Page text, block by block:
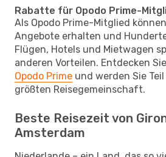
Rabatte für Opodo Prime-
Als Opodo Prime-Mitglied
Angebote erhalten und
Flügen, Hotels und Mietwagen
anderen Vorteilen. Entdecken
Opodo Prime und werden Sie
größten Reisegemeinschaft.
Beste Reisezeit von
Amsterdam